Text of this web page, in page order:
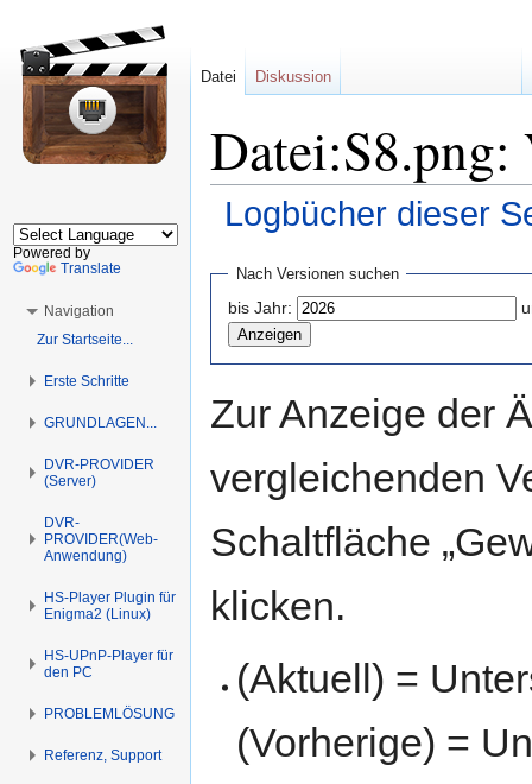
Datei:S8.png:
Logbücher dieser
springen
springen
Nach Versionen suchen
bis Jahr:
Zur Anzeige der
vergleichenden
Schaltfläche
klicken.
(Aktuell) =
(Vorherige) =
Datei Diskussion
Powered by
Translate
Navigation
Zur Startseite...
Erste Schritte
GRUNDLAGEN...
DVR-PROVIDER
(Server)
DVR-
PROVIDER(Web-
Anwendung)
HS-Player Plugin für
Enigma2 (Linux)
HS-UPnP-Player für
den PC
PROBLEMLÖSUNG
Referenz, Support